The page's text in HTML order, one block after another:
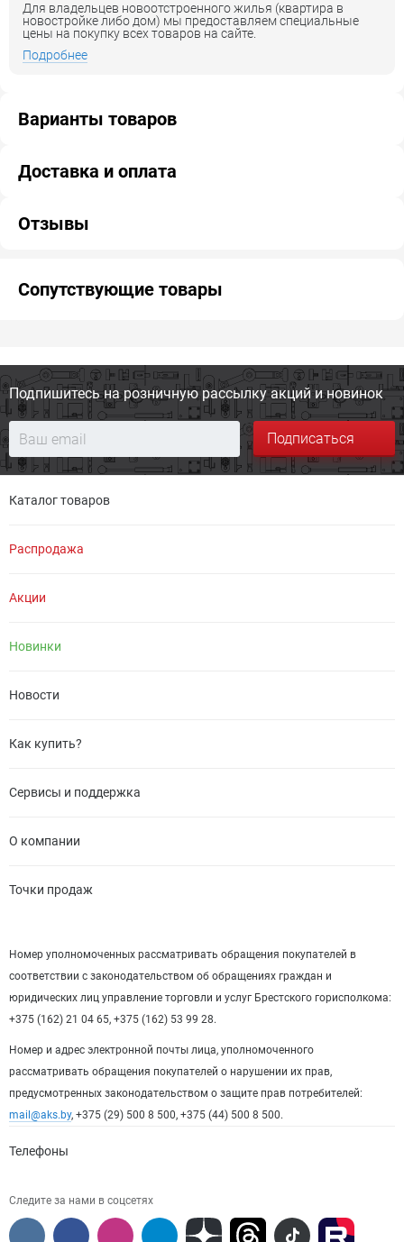
Для владельцев новоотстроенного жилья (квартира в
новостройке либо дом) мы предоставляем специальные
цены на покупку всех товаров на сайте.
Подробнее
Варианты товаров
Доставка и оплата
Отзывы
Сопутствующие товары
Подпишитесь на розничную рассылку акций и новинок
Подписаться
Каталог товаров
Распродажа
Акции
Новинки
Новости
Как купить?
Сервисы и поддержка
О компании
Точки продаж
Номер уполномоченных рассматривать обращения покупателей в
соответствии с законодательством об обращениях граждан и
юридических лиц управление торговли и услуг Брестского горисполкома:
+375 (162) 21 04 65, +375 (162) 53 99 28.
Номер и адрес электронной почты лица, уполномоченного
рассматривать обращения покупателей о нарушении их прав,
предусмотренных законодательством о защите прав потребителей:
mail@aks.by, +375 (29) 500 8 500, +375 (44) 500 8 500.
Телефоны
Следите за нами в соцсетях